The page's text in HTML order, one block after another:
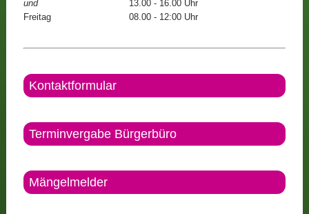
und
13.00 - 16.00 Uhr
Freitag
08.00 - 12:00 Uhr
Kontaktformular
Terminvergabe Bürgerbüro
Mängelmelder